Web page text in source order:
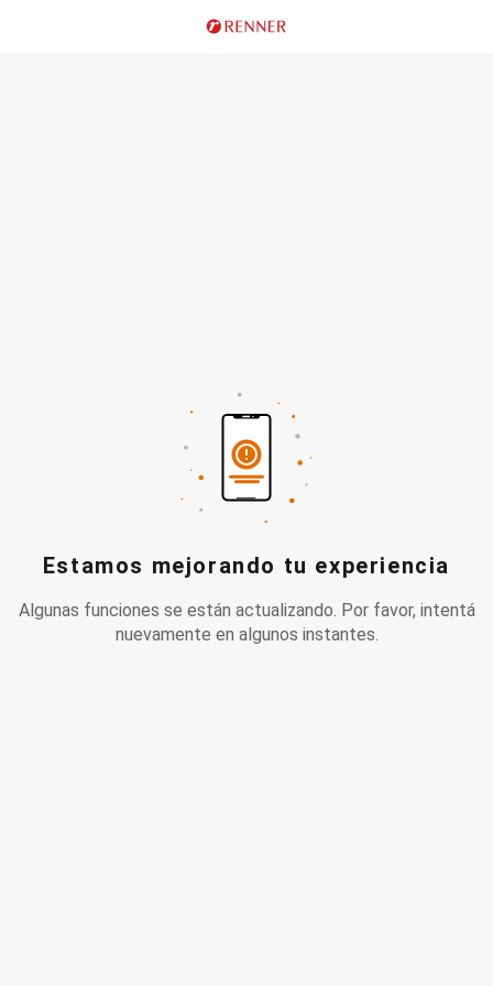
Estamos mejorando tu experiencia
Algunas funciones se están actualizando. Por favor, intentá
nuevamente en algunos instantes.